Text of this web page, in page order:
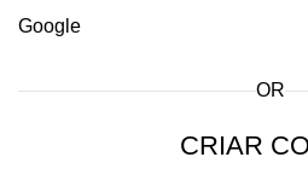
Google
OR
CRIAR